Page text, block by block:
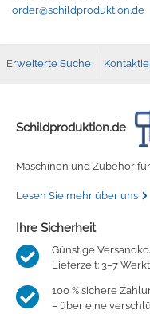
order@schildproduktion.de
Erweiterte Suche
Schildproduktion.de
Maschinen und Zubehör
Lesen Sie mehr über uns
Ihre Sicherheit
Günstige
Lieferzeit: 3–7
100 % sichere
– über eine